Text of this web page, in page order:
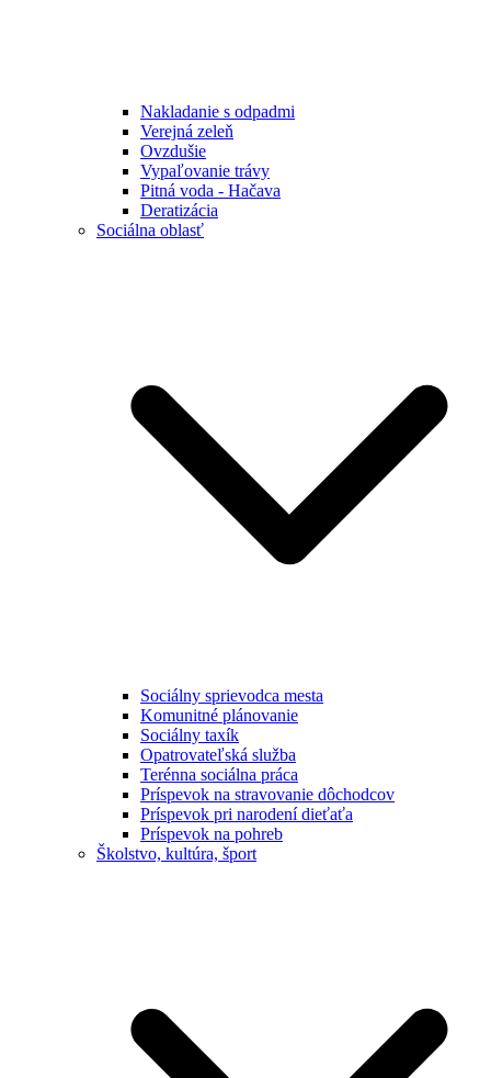
Nakladanie s odpadmi
Verejná zeleň
Ovzdušie
Vypaľovanie trávy
Pitná voda - Hačava
Deratizácia
Sociálna oblasť
Sociálny sprievodca mesta
Komunitné plánovanie
Sociálny taxík
Opatrovateľská služba
Terénna sociálna práca
Príspevok na stravovanie dôchodcov
Príspevok pri narodení dieťaťa
Príspevok na pohreb
Školstvo, kultúra, šport